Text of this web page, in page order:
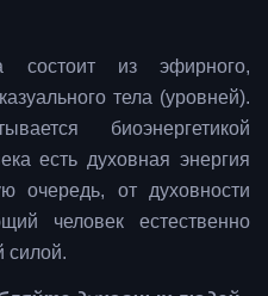
состоит из эфирного,
тела (уровней).
биоэнергетикой
есть духовная энергия
очередь, от духовности
человек естественно
силой.